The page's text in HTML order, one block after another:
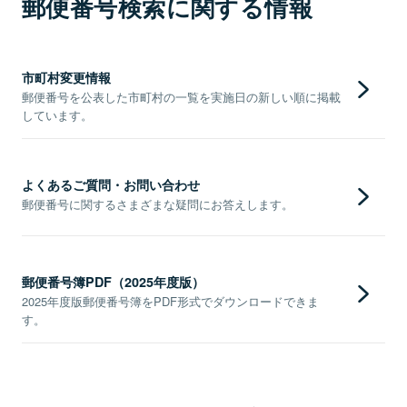
郵便番号検索に関する情報
市町村変更情報
郵便番号を公表した市町村の一覧を実施日の新しい順に掲載
しています。
よくあるご質問・お問い合わせ
郵便番号に関するさまざまな疑問にお答えします。
郵便番号簿PDF（2025年度版）
2025年度版郵便番号簿をPDF形式でダウンロードできま
す。